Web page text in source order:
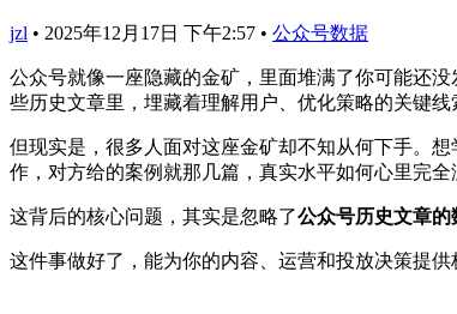
jzl • 2025年12月17日 下午2:57 • 公众号数据
公众号就像一座隐藏的金矿，里面堆满了你可能还
些历史文章里，埋藏着理解用户、优化策略的关键线
但现实是，很多人面对这座金矿却不知从何下手。
作，对方给的案例就那几篇，真实水平如何心里完全
这背后的核心问题，其实是忽略了公众号历史文章的
这件事做好了，能为你的内容、运营和投放决策提